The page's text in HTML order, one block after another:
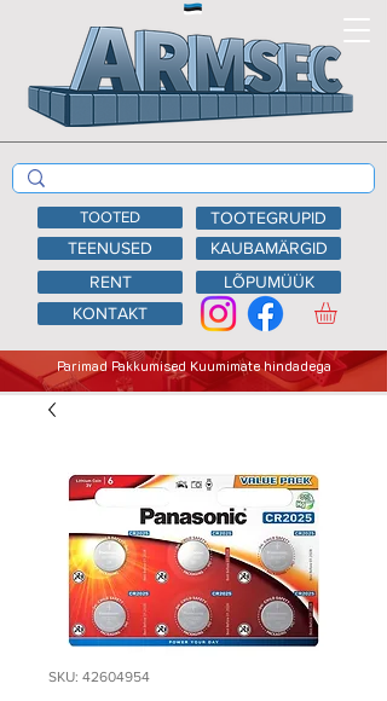
TEENUSED
KAUBAMÄRGID
RENT
LÕPUMÜÜK
KONTAKT
Parimad Pakkumised Kuumimate hindadega
TOOTED TOOTEGRUPID
SKU: 42604954